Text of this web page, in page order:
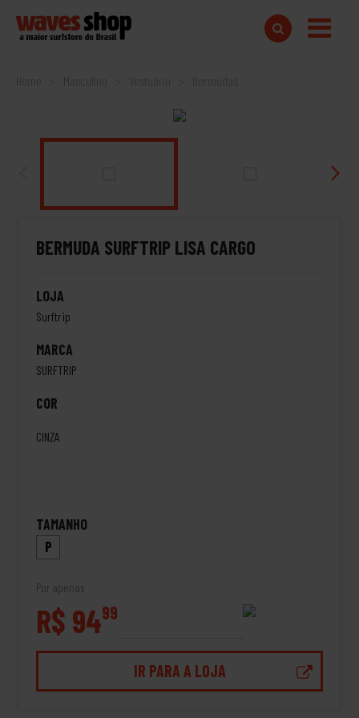
Home Bermudas
BERMUDA SURFTRIP LISA CARGO
LOJA
Surftrip
MARCA
SURFTRIP
COR
CINZA
TAMANHO
P
Por apenas
R$ 9499
IR PARA A LOJA